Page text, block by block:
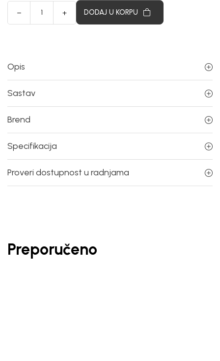
DODAJ U KORPU
Opis
Sastav
Brend
Specifikacija
Proveri dostupnost u radnjama
Preporučeno